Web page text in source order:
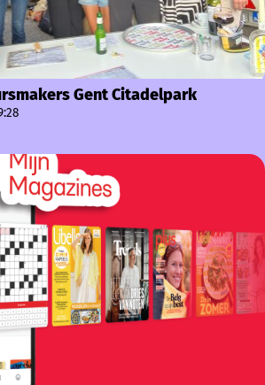
Gent Citadelpark